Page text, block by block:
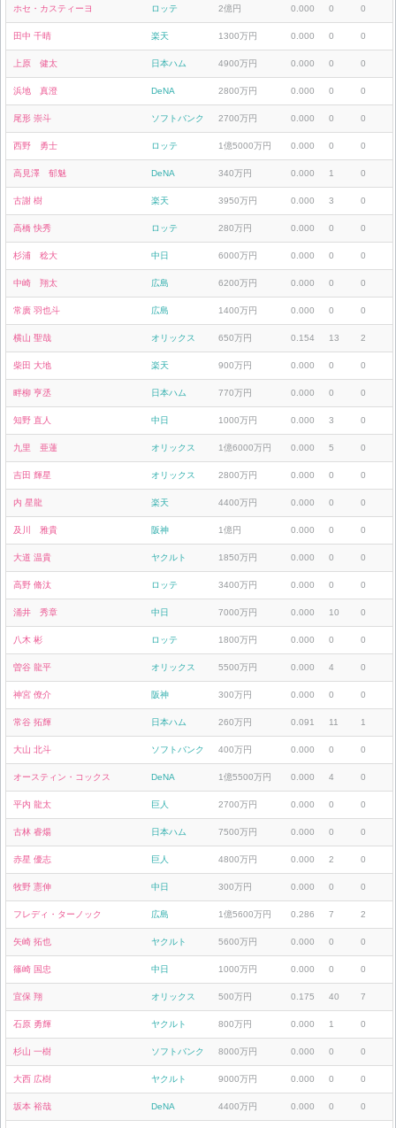
ホセ・カスティーヨ ロッテ 2億円 0.000 0 0
田中 千晴 楽天 1300万円 0.000 0 0
上原 健太 日本ハム 4900万円 0.000 0 0
浜地 真澄 DeNA 2800万円 0.000 0 0
尾形 崇斗 ソフトバンク 2700万円 0.000 0 0
西野 勇士 ロッテ 1億5000万円 0.000 0 0
高見澤 郁魅 DeNA 340万円 0.000 1 0
古謝 樹 楽天 3950万円 0.000 3 0
高橋 快秀 ロッテ 280万円 0.000 0 0
杉浦 稔大 中日 6000万円 0.000 0 0
中崎 翔太 広島 6200万円 0.000 0 0
常廣 羽也斗 広島 1400万円 0.000 0 0
横山 聖哉 オリックス 650万円 0.154 13 2
柴田 大地 楽天 900万円 0.000 0 0
畔柳 亨丞 日本ハム 770万円 0.000 0 0
知野 直人 中日 1000万円 0.000 3 0
九里 亜蓮 オリックス 1億6000万円 0.000 5 0
吉田 輝星 オリックス 2800万円 0.000 0 0
内 星龍 楽天 4400万円 0.000 0 0
及川 雅貴 阪神 1億円 0.000 0 0
大道 温貴 ヤクルト 1850万円 0.000 0 0
高野 脩汰 ロッテ 3400万円 0.000 0 0
涌井 秀章 中日 7000万円 0.000 10 0
八木 彬 ロッテ 1800万円 0.000 0 0
曽谷 龍平 オリックス 5500万円 0.000 4 0
神宮 僚介 阪神 300万円 0.000 0 0
常谷 拓輝 日本ハム 260万円 0.091 11 1
大山 北斗 ソフトバンク 400万円 0.000 0 0
オースティン・コックス DeNA 1億5500万円 0.000 4 0
平内 龍太 巨人 2700万円 0.000 0 0
古林 睿煬 日本ハム 7500万円 0.000 0 0
赤星 優志 巨人 4800万円 0.000 2 0
牧野 憲伸 中日 300万円 0.000 0 0
フレディ・ターノック 広島 1億5600万円 0.286 7 2
矢崎 拓也 ヤクルト 5600万円 0.000 0 0
篠崎 国忠 中日 1000万円 0.000 0 0
宜保 翔 オリックス 500万円 0.175 40 7
石原 勇輝 ヤクルト 800万円 0.000 1 0
杉山 一樹 ソフトバンク 8000万円 0.000 0 0
大西 広樹 ヤクルト 9000万円 0.000 0 0
坂本 裕哉 DeNA 4400万円 0.000 0 0